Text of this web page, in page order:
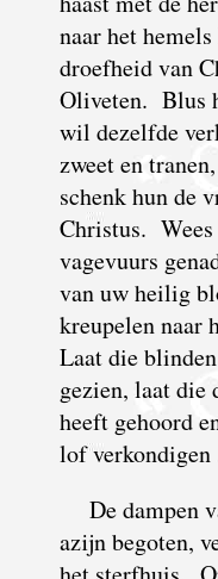
naar het
droefheid van
Oliveten. Blus
wil dezelfde
zweet en
schenk hun de
Christus. Wees
vagevuurs
van uw heilig
kreupelen naar
Laat die
gezien, laat die
heeft gehoord
lof verkondigen
De dampen
azijn begoten,